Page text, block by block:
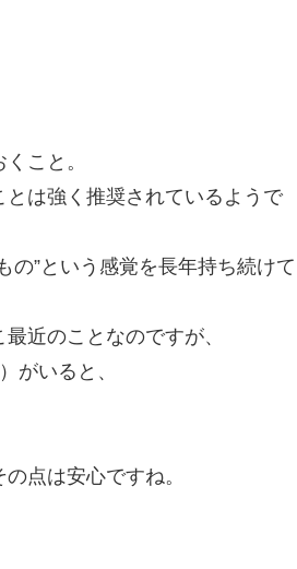
こと。
は強く推奨されているようで
の”という感覚を長年持ち続けて
近のことなのですが、
がいると、
点は安心ですね。